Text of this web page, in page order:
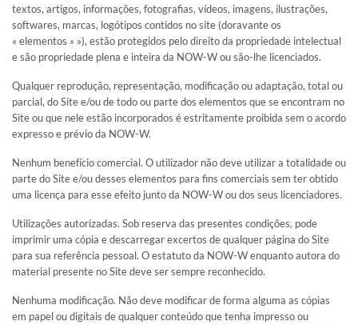
textos, artigos, informações, fotografias, vídeos, imagens, ilustrações,
softwares, marcas, logótipos contidos no site (doravante os
« elementos » »), estão protegidos pelo direito da propriedade intelectual
e são propriedade plena e inteira da NOW-W ou são-lhe licenciados.
Qualquer reprodução, representação, modificação ou adaptação, total ou
parcial, do Site e/ou de todo ou parte dos elementos que se encontram no
Site ou que nele estão incorporados é estritamente proibida sem o acordo
expresso e prévio da NOW-W.
Nenhum benefício comercial. O utilizador não deve utilizar a totalidade ou
parte do Site e/ou desses elementos para fins comerciais sem ter obtido
uma licença para esse efeito junto da NOW-W ou dos seus licenciadores.
Utilizações autorizadas. Sob reserva das presentes condições, pode
imprimir uma cópia e descarregar excertos de qualquer página do Site
para sua referência pessoal. O estatuto da NOW-W enquanto autora do
material presente no Site deve ser sempre reconhecido.
Nenhuma modificação. Não deve modificar de forma alguma as cópias
em papel ou digitais de qualquer conteúdo que tenha impresso ou